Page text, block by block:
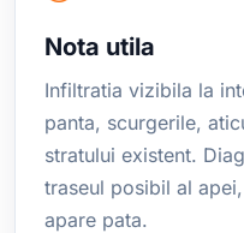
Nota utila
Infiltratia vizibila la
panta, scurgerile,
stratului existent.
traseul posibil al
apare pata.